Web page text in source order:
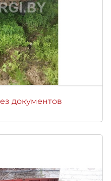
документов